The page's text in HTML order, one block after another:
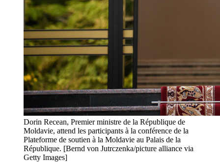
Dorin Recean, Premier ministre de la République de
Moldavie, attend les participants à la conférence de la
Plateforme de soutien à la Moldavie au Palais de la
République. [Bernd von Jutrczenka/picture alliance via
Getty Images]